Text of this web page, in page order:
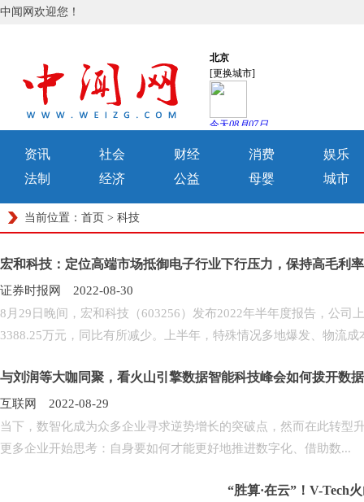
中闻网欢迎您！
资讯 社会 财经 消费
娱乐
法制
经济 公益 母婴 城市
当前位置： 首页 > 科技
宏和科技：定位高端市场抵御电子行业下行压力，保持高毛利
证券时报网 2022-08-30
8月29日晚间，宏和科技（603256）发布2022年半年度报告，公司
3388.25万元，同比有所减少。上半年，特殊情况多地爆发、物流成
与刘润等大咖同聚，看火山引擎数据智能科技峰会如何拨开数
互联网 2022-08-29
当下，数智化成为众多企业寻求逆势增长的突破点，然而在此转
更多企业开始思考：自身要如何才能更好地推进数字化、借助数...
“胜算·在云”！V-Tech